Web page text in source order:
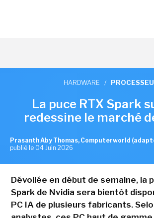
HARDWARE /
La puce RTX Spark
redessine le marché
Prasanth Aby Thomas, Computerworld
publié le 04 Juin 2026
Dévoilée en début de semaine, la
Spark de Nvidia sera bientôt
PC IA de plusieurs fabricants.